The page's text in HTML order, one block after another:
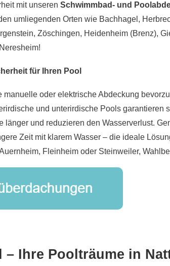
mit unseren Schwimmbad- und
umliegenden Orten wie Bachhagel,
Zöschingen, Heidenheim (Brenz),
für Ihren Pool
manuelle oder elektrische Abdeckung
und unterirdische Pools garantieren
länger und reduzieren den Wasserverlust.
Zeit mit klarem Wasser – die ideale
Fleinheim oder Steinweiler,
– Ihre Poolträume in